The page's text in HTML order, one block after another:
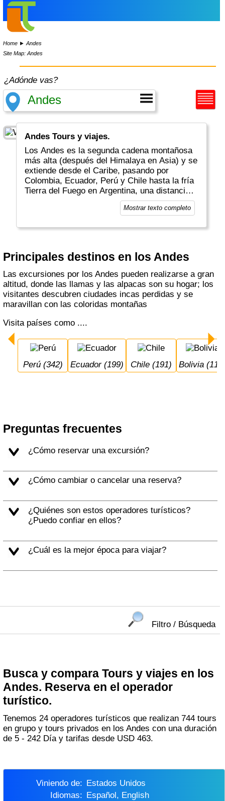
Home ►Andes
Site Map: Andes
¿Adónde vas?
Andes Tours y viajes.
Los Andes es la segunda cadena montañosa
más alta (después del Himalaya en Asia) y se
extiende desde el Caribe, pasando por
Colombia, Ecuador, Perú y Chile hasta la fría
Tierra del Fuego en Argentina, una distancia
de 7000 km. Encontrará ruinas incas, valles
tropicales, volcanes, desiertos, altas
glaciares y fiordos en el camino.
Mostrar texto completo
Principales destinos en los Andes
Las excursiones por los Andes pueden realizarse a gran
altitud, donde las llamas y las alpacas son su hogar; los
visitantes descubren ciudades incas perdidas y se
maravillan con las coloridas montañas
Visita países como ....
Perú (342) Ecuador (199) Chile (191) Bolivia
Preguntas frecuentes
¿Cómo reservar una excursión?
¿Cómo cambiar o cancelar una reserva?
¿Quiénes son estos operadores turísticos?
¿Puedo confiar en ellos?
¿Cuál es la mejor época para viajar?
Filtro / Búsqueda
Busca y compara Tours y viajes en los
Andes. Reserva en el operador
turístico.
Tenemos 24 operadores turísticos que realizan 744 tours
en grupo y tours privados en los Andes con una duración
de 5 - 242 Día y tarifas desde USD 463.
Viniendo de:
Estados Unidos
Idiomas:
Español, English